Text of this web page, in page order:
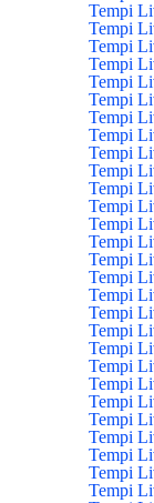
Tempi
Tempi
Tempi
Tempi
Tempi
Tempi
Tempi
Tempi
Tempi
Tempi
Tempi
Tempi
Tempi
Tempi
Tempi
Tempi
Tempi
Tempi
Tempi
Tempi
Tempi
Tempi
Tempi
Tempi
Tempi
Tempi
Tempi
Tempi